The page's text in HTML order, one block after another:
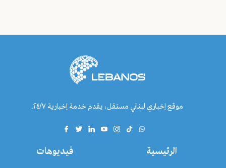
موقع إخباري لبناني مستقل، يقدم خدمة إخبارية ٢٤/٧.
الرئيسية فيديوهات